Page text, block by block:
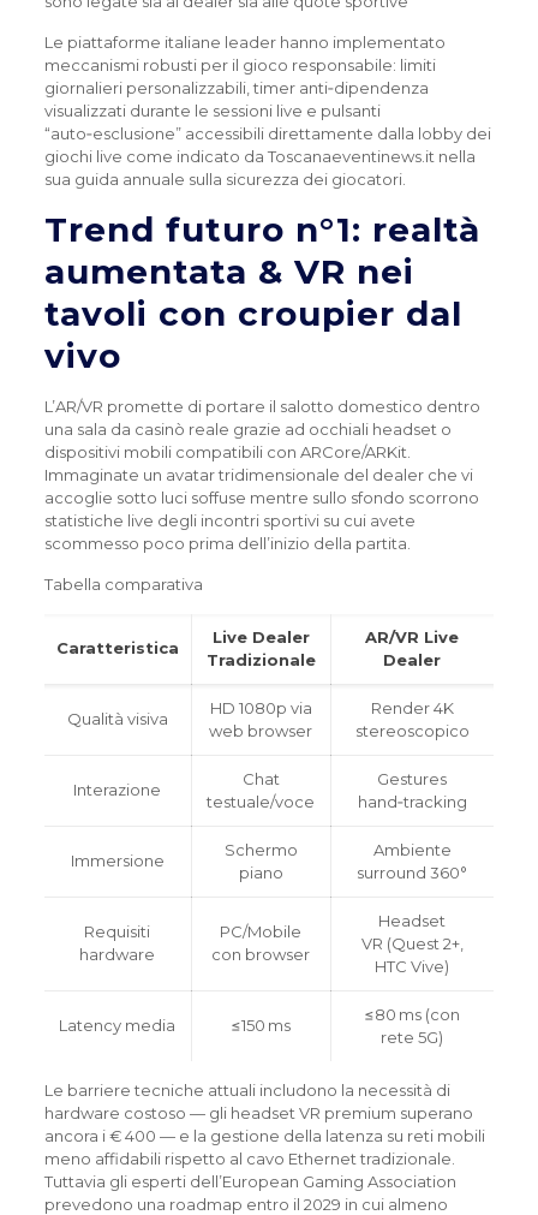
Le piattaforme italiane leader hanno implementato
meccanismi robusti per il gioco responsabile: limiti
giornalieri personalizzabili, timer anti‑dipendenza
visualizzati durante le sessioni live e pulsanti
“auto‑esclusione” accessibili direttamente dalla lobby dei
giochi live come indicato da Toscanaeventinews.it nella
sua guida annuale sulla sicurezza dei giocatori.
Trend futuro n°1: realtà
aumentata & VR nei
tavoli con croupier dal
vivo
L’AR/VR promette di portare il salotto domestico dentro
una sala da casinò reale grazie ad occhiali headset o
dispositivi mobili compatibili con ARCore/ARKit.
Immaginate un avatar tridimensionale del dealer che vi
accoglie sotto luci soffuse mentre sullo sfondo scorrono
statistiche live degli incontri sportivi su cui avete
scommesso poco prima dell’inizio della partita.
Tabella comparativa
Caratteristica
Live Dealer
Tradizionale
AR/VR Live
Dealer
Qualità visiva
HD 1080p via
web browser
Render 4K
stereoscopico
Interazione
Chat
testuale/voce
Gestures
hand‑tracking
Immersione
Schermo
piano
Ambiente
surround 360°
Requisiti
hardware
PC/Mobile
con browser
Headset
VR (Quest 2+,
HTC Vive)
Latency media ≤150 ms
≤80 ms (con
rete 5G)
Le barriere tecniche attuali includono la necessità di
hardware costoso — gli headset VR premium superano
ancora i € 400 — e la gestione della latenza su reti mobili
meno affidabili rispetto al cavo Ethernet tradizionale.
Tuttavia gli esperti dell’European Gaming Association
prevedono una roadmap entro il 2029 in cui almeno